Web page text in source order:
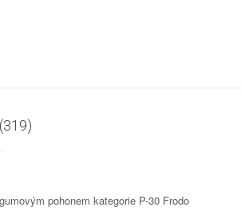
pohonem kategorie P-30 Frodo